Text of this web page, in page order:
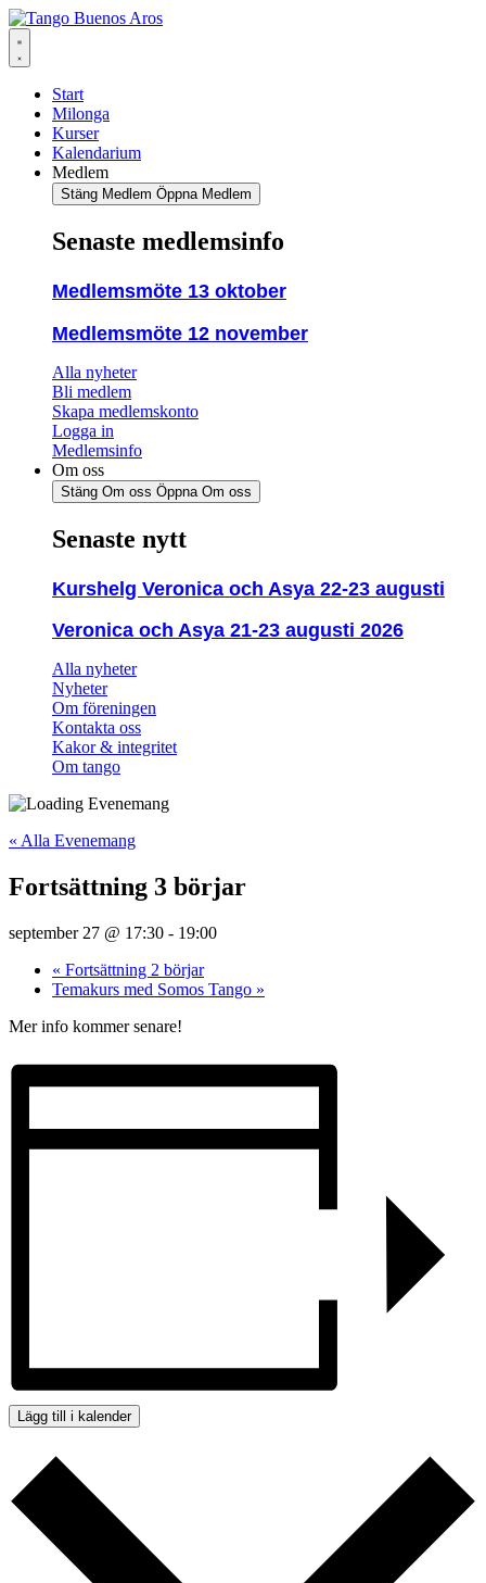
Hoppa
till
innehåll
Start
Milonga
Kurser
Kalendarium
Medlem
Stäng Medlem Öppna Medlem
Senaste medlemsinfo
Medlemsmöte 13 oktober
Medlemsmöte 12 november
Alla nyheter
Bli medlem
Skapa medlemskonto
Logga in
Medlemsinfo
Om oss
Stäng Om oss Öppna Om oss
Senaste nytt
Kurshelg Veronica och Asya 22-23 augusti
Veronica och Asya 21-23 augusti 2026
Alla nyheter
Nyheter
Om föreningen
Kontakta oss
Kakor & integritet
Om tango
« Alla Evenemang
Fortsättning 3 börjar
september 27 @ 17:30 - 19:00
« Fortsättning 2 börjar
Temakurs med Somos Tango »
Mer info kommer senare!
Lägg till i kalender